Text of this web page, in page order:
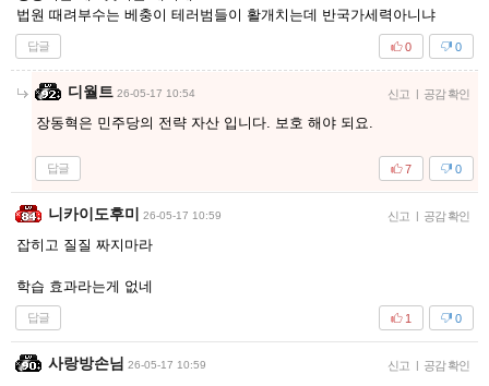
법원 때려부수는 베충이 테러범들이 활개치는데 반국가세력아니냐
답글 0
0
디월트 26-05-17 10:54 신고 | 공감 확인
장동혁은 민주당의 전략 자산 입니다. 보호 해야 되요.
답글 0
7
니카이도후미 26-05-17 10:59 신고 | 공감 확인
잡히고 질질 짜지마라
학습 효과라는게 없네
답글 0
1
사랑방손님 26-05-17 10:59 신고 | 공감 확인